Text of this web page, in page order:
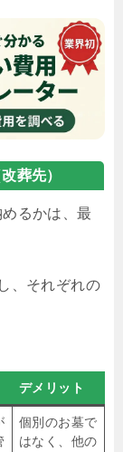
葬先）
るかは、最
、それぞれの
デメリット
個別のお墓で
はなく、他の